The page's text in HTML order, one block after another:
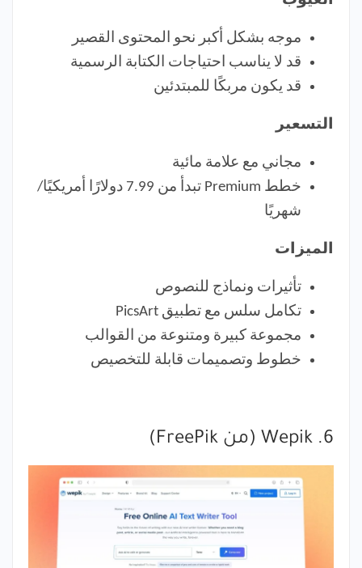
موجه بشكل أكبر نحو المحتوى القصير
قد لا يناسب احتياجات الكتابة الرسمية
قد يكون مربكًا للمبتدئين
التسعير
مجاني مع علامة مائية
خطط Premium تبدأ من 7.99 دولارًا أمريكيًا/
شهريًا
الميزات
تأثيرات ونماذج للنصوص
تكامل سلس مع تطبيق PicsArt
مجموعة كبيرة ومتنوعة من القوالب
خطوط وتصميمات قابلة للتخصيص
6. Wepik (من FreePik)